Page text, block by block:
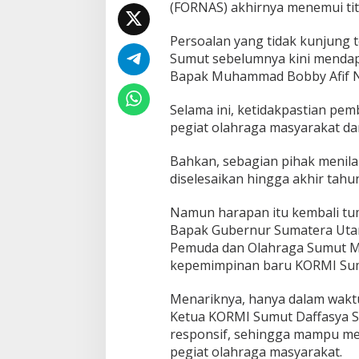
B
b
b
y
N
s
u
t
o
n
e
l
e
s
a
k
a
n
P
e
(FORNAS) akhirnya menemui
Persoalan yang tidak kunjung
Sumut sebelumnya kini
Bapak Muhammad Bobby Afif
Selama ini, ketidakpastian
pegiat olahraga masyarakat
Bahkan, sebagian pihak
diselesaikan hingga akhir
Namun harapan itu kembali
Bapak Gubernur Sumatera
Pemuda dan Olahraga Sumut
kepemimpinan baru KORMI
Menariknya, hanya dalam
Ketua KORMI Sumut
responsif, sehingga mampu
pegiat olahraga masyarakat.